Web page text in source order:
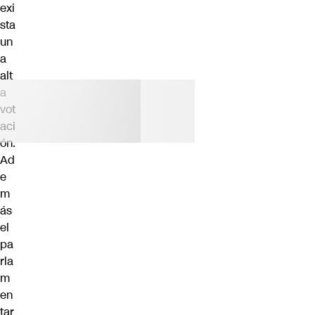
exi
sta
un
a
alt
a
vot
aci
ón.
Ad
e
m
ás
el
pa
rla
m
en
tar